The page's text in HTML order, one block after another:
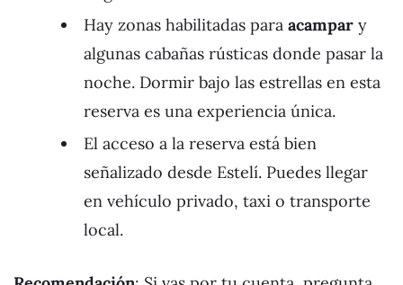
Hay zonas habilitadas para acampar y
algunas cabañas rústicas donde pasar la
noche. Dormir bajo las estrellas en esta
reserva es una experiencia única.
El acceso a la reserva está bien
señalizado desde Estelí. Puedes llegar
en vehículo privado, taxi o transporte
local.